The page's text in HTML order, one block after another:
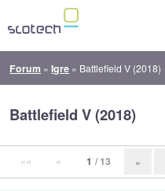
Forum »Igre » Battlefield V (2018)
Battlefield V (2018)
«« « 1 / 13 »